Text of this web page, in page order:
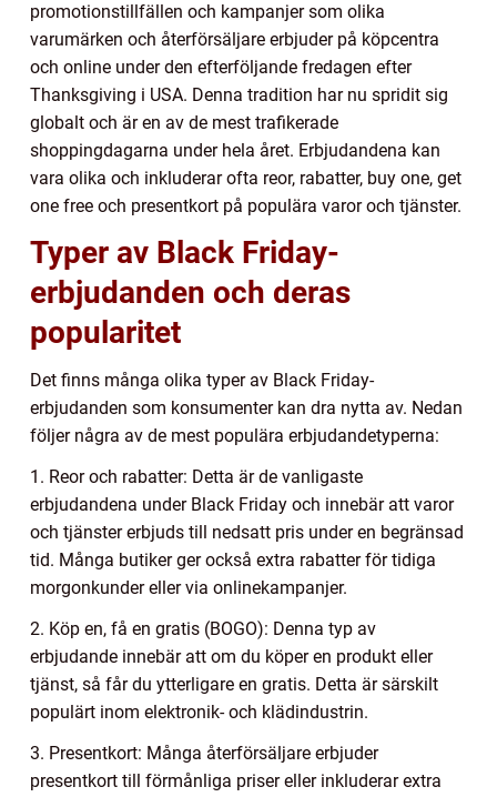
promotionstillfällen och kampanjer som olika
varumärken och återförsäljare erbjuder på köpcentra
och online under den efterföljande fredagen efter
Thanksgiving i USA. Denna tradition har nu spridit sig
globalt och är en av de mest trafikerade
shoppingdagarna under hela året. Erbjudandena kan
vara olika och inkluderar ofta reor, rabatter, buy one, get
one free och presentkort på populära varor och tjänster.
Typer av Black Friday-
erbjudanden och deras
popularitet
Det finns många olika typer av Black Friday-
erbjudanden som konsumenter kan dra nytta av. Nedan
följer några av de mest populära erbjudandetyperna:
1. Reor och rabatter: Detta är de vanligaste
erbjudandena under Black Friday och innebär att varor
och tjänster erbjuds till nedsatt pris under en begränsad
tid. Många butiker ger också extra rabatter för tidiga
morgonkunder eller via onlinekampanjer.
2. Köp en, få en gratis (BOGO): Denna typ av
erbjudande innebär att om du köper en produkt eller
tjänst, så får du ytterligare en gratis. Detta är särskilt
populärt inom elektronik- och klädindustrin.
3. Presentkort: Många återförsäljare erbjuder
presentkort till förmånliga priser eller inkluderar extra